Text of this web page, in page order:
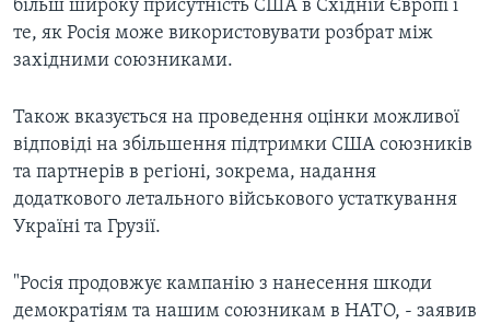
більш широку присутність США в Східній Європі і
те, як Росія може використовувати розбрат між
західними союзниками.
Також вказується на проведення оцінки можливої
відповіді на збільшення підтримки США союзників
та партнерів в регіоні, зокрема, надання
додаткового летального військового устаткування
Україні та Грузії.
"Росія продовжує кампанію з нанесення шкоди
демократіям та нашим союзникам в НАТО, - заявив